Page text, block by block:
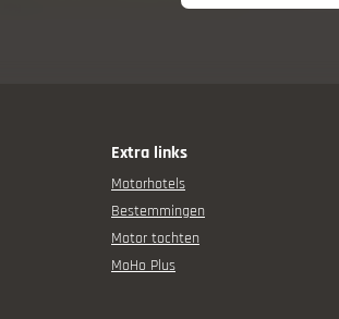
Extra links
Motorhotels
Bestemmingen
Motor tochten
MoHo Plus